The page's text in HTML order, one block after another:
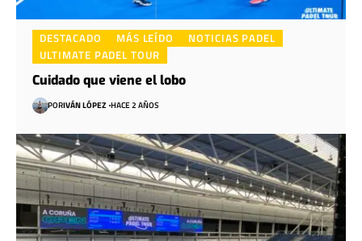
DESTACADO MÁS LEÍDO
NOTICIAS PADEL
ULTIMATE PADEL TOUR
Cuidado que viene el lobo
PORIVÁN LÓPEZ HACE 2 AÑOS